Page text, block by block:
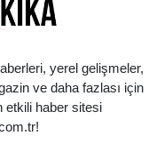
yerel gelişmeler,
ve daha fazlası için
etkili haber sitesi